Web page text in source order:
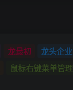
龙最初 龙头企业
鼠标右键菜单管理